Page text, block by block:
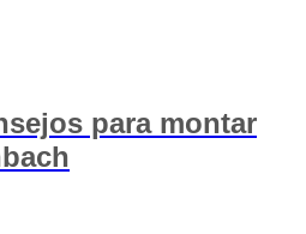
para montar